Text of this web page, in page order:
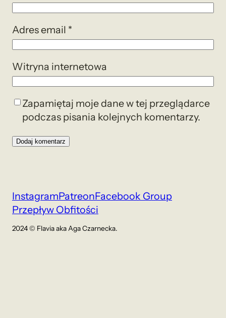
Adres email *
Witryna internetowa
Zapamiętaj moje dane w tej przeglądarce
podczas pisania kolejnych komentarzy.
InstagramPatreonFacebook Group
Przepływ Obfitości
2024 © Flavia aka Aga Czarnecka.